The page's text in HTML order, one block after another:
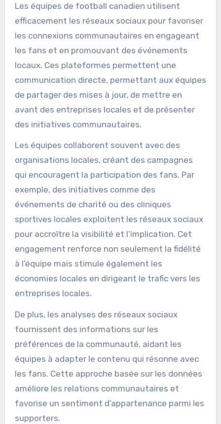
Les équipes de football canadien utilisent
efficacement les réseaux sociaux pour favoriser
les connexions communautaires en engageant
les fans et en promouvant des événements
locaux. Ces plateformes permettent une
communication directe, permettant aux équipes
de partager des mises à jour, de mettre en
avant des entreprises locales et de présenter
des initiatives communautaires.
Les équipes collaborent souvent avec des
organisations locales, créant des campagnes
qui encouragent la participation des fans. Par
exemple, des initiatives comme des
événements de charité ou des cliniques
sportives locales exploitent les réseaux sociaux
pour accroître la visibilité et l’implication. Cet
engagement renforce non seulement la fidélité
à l’équipe mais stimule également les
économies locales en dirigeant le trafic vers les
entreprises locales.
De plus, les analyses des réseaux sociaux
fournissent des informations sur les
préférences de la communauté, aidant les
équipes à adapter le contenu qui résonne avec
les fans. Cette approche basée sur les données
améliore les relations communautaires et
favorise un sentiment d’appartenance parmi les
supporters.